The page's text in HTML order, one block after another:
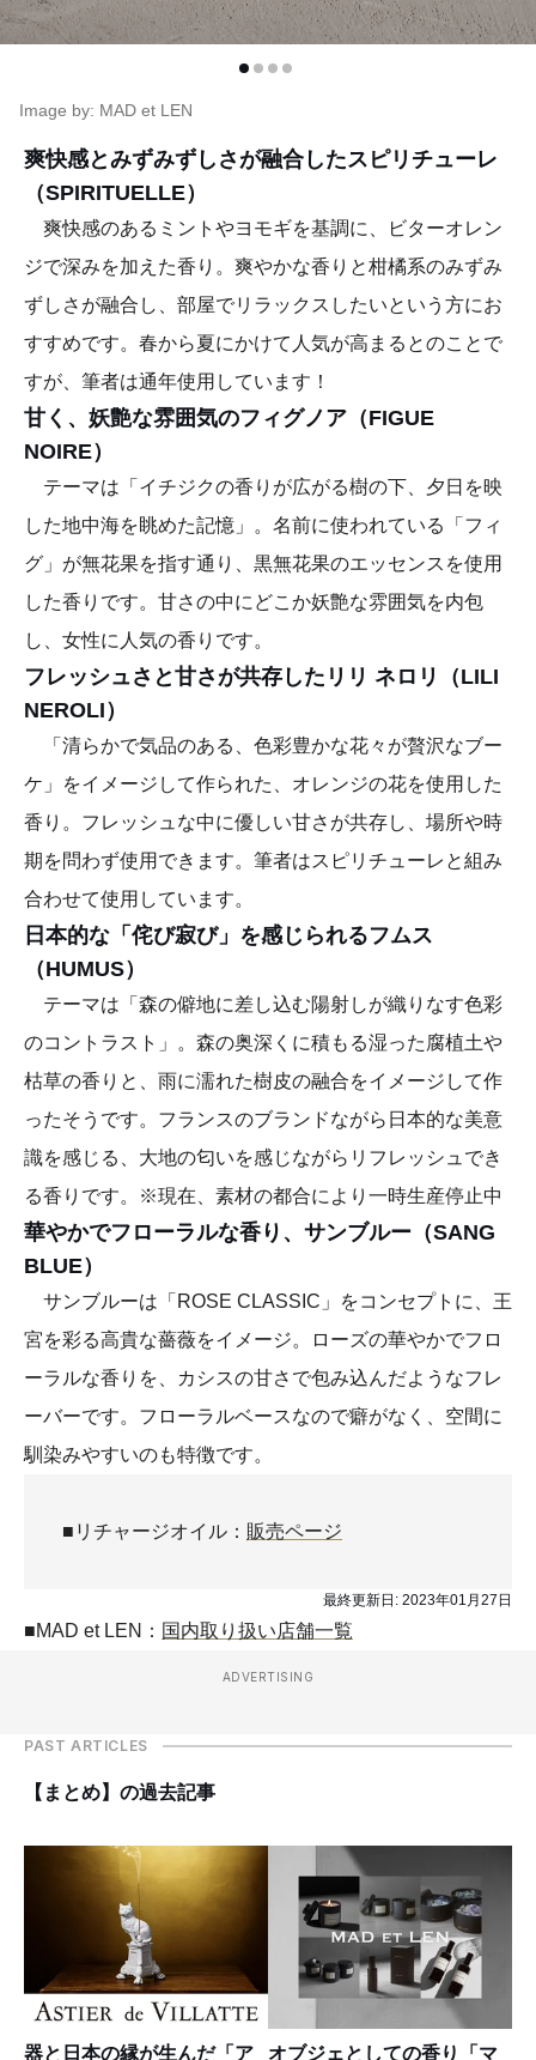
Image by: MAD et LEN
爽快感とみずみずしさが融合したスピリチューレ
（SPIRITUELLE）
爽快感のあるミントやヨモギを基調に、ビターオレン
ジで深みを加えた香り。爽やかな香りと柑橘系のみずみ
ずしさが融合し、部屋でリラックスしたいという方にお
すすめです。春から夏にかけて人気が高まるとのことで
すが、筆者は通年使用しています！
甘く、妖艶な雰囲気のフィグノア（FIGUE
NOIRE）
テーマは「イチジクの香りが広がる樹の下、夕日を映
した地中海を眺めた記憶」。名前に使われている「フィ
グ」が無花果を指す通り、黒無花果のエッセンスを使用
した香りです。甘さの中にどこか妖艶な雰囲気を内包
し、女性に人気の香りです。
フレッシュさと甘さが共存したリリ ネロリ（LILI
NEROLI）
「清らかで気品のある、色彩豊かな花々が贅沢なブー
ケ」をイメージして作られた、オレンジの花を使用した
香り。フレッシュな中に優しい甘さが共存し、場所や時
期を問わず使用できます。筆者はスピリチューレと組み
合わせて使用しています。
日本的な「侘び寂び」を感じられるフムス
（HUMUS）
テーマは「森の僻地に差し込む陽射しが織りなす色彩
のコントラスト」。森の奥深くに積もる湿った腐植土や
枯草の香りと、雨に濡れた樹皮の融合をイメージして作
ったそうです。フランスのブランドながら日本的な美意
識を感じる、大地の匂いを感じながらリフレッシュでき
る香りです。※現在、素材の都合により一時生産停止中
華やかでフローラルな香り、サンブルー（SANG
BLUE）
サンブルーは「ROSE CLASSIC」をコンセプトに、王
宮を彩る高貴な薔薇をイメージ。ローズの華やかでフロ
ーラルな香りを、カシスの甘さで包み込んだようなフレ
ーバーです。フローラルベースなので癖がなく、空間に
馴染みやすいのも特徴です。
■リチャージオイル： 販売ページ
最終更新日: 2023年01月27日
■MAD et LEN： 国内取り扱い店舗一覧
ADVERTISING
PAST ARTICLES
【まとめ】の過去記事
器と日本の縁が生んだ「ア オブジェとしての香り「マ